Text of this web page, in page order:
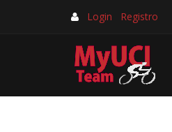
Login Registro